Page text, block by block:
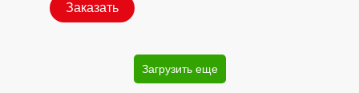
Заказать
Загрузить еще